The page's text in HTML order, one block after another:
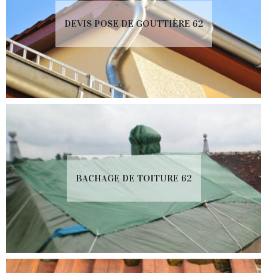
DEVIS POSE DE GOUTTIÈRE 62
BACHAGE DE TOITURE 62